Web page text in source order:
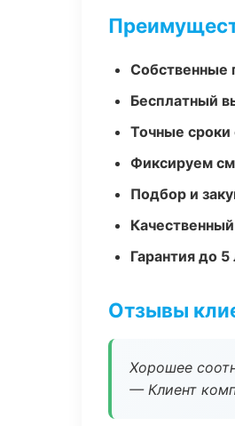
Собственные
Бесплатный
Точные сроки
Фиксируем
Подбор и
Гарантия до
Отзывы
Хорошее
— Клиент